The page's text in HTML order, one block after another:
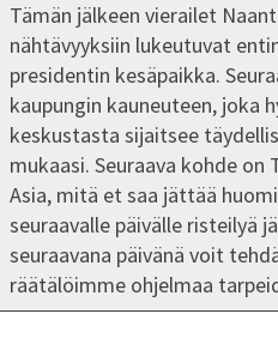
Tämän jälkeen vierailet
nähtävyyksiin lukeutuvat
presidentin kesäpaikka.
kaupungin kauneuteen, joka
keskustasta sijaitsee
mukaasi. Seuraava kohde
Asia, mitä et saa jättää
seuraavalle päivälle risteilyä
seuraavana päivänä voit
räätälöimme ohjelmaa